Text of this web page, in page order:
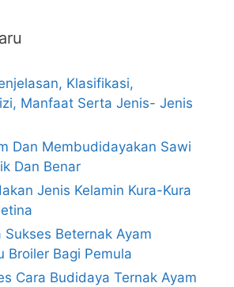
Klasifikasi,
Manfaat Serta Jenis- Jenis
Dan Membudidayakan Sawi
Dan Benar
Jenis Kelamin Kura-Kura
Sukses Beternak Ayam
Broiler Bagi Pemula
Cara Budidaya Ternak Ayam